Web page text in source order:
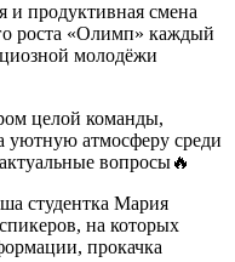
и продуктивная смена
роста «Олимп» каждый
молодёжи
целой команды,
уютную атмосферу среди
вопросы🔥
студентка Мария
на которых
прокачка